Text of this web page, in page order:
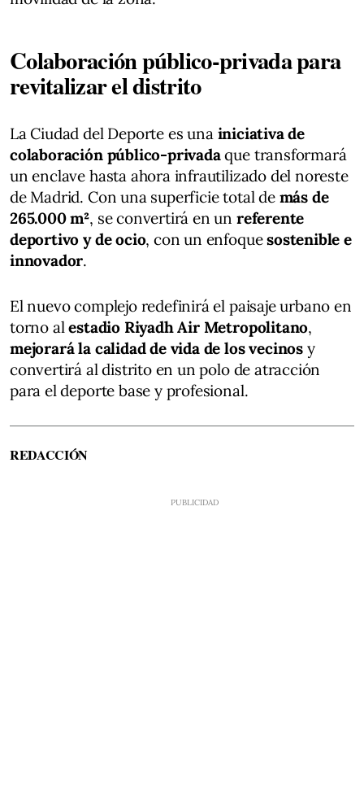
Colaboración público-privada para
revitalizar el distrito
La Ciudad del Deporte es una iniciativa de
colaboración público-privadaque transformará
un enclave hasta ahora infrautilizado del noreste
de Madrid. Con una superficie total de más de
265.000 m², se convertirá en un referente
deportivo y de ocio, con un enfoquesostenible e
innovador.
El nuevo complejo redefinirá el paisaje urbano en
torno alestadio Riyadh Air Metropolitano,
mejorará la calidad de vida de los vecinos y
convertirá al distrito en un polo de atracción
para el deporte base y profesional.
REDACCIÓN